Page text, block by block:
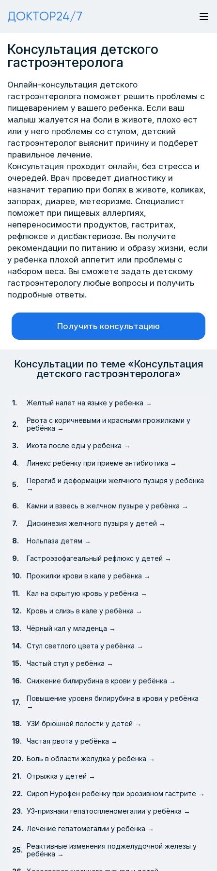
ДОКТОР24/7
Консультация детского
гастроэнтеролога
Онлайн-консультация детского
гастроэнтеролога поможет решить проблемы с
пищеварением у вашего ребенка. Если ваш
малыш жалуется на боли в животе, плохо ест
или у него проблемы со стулом, детский
гастроэнтеролог выяснит причину и подберет
правильное лечение.
Консультация проходит онлайн, без стресса и
очередей. Врач проведет диагностику и
назначит терапию при болях в животе, коликах,
запорах, диарее, метеоризме. Специалист
поможет при пищевых аллергиях,
непереносимости продуктов, гастритах,
рефлюксе и дисбактериозе. Вы получите
рекомендации по питанию и образу жизни, если
у ребенка плохой аппетит или проблемы с
набором веса. Вы сможете задать детскому
гастроэнтерологу любые вопросы и получить
подробные ответы.
Получить консультацию
Консультации по теме «Консультация
детского гастроэнтеролога»
Желтый налет на языке у ребенка →
Рвота с коричневыми и красными прожилками у
ребёнка →
Икота после еды у ребенка →
Линекс ребенку при приеме антибиотика →
Перегиб и деформации желчного пузыря у ребёнка
→
Камни и взвесь в желчном пузыре у ребёнка →
Дискинезия желчного пузыря у детей →
Нольпаза детям →
Гастроэзофагеальный рефлюкс у детей →
Прожилки крови в кале у ребёнка →
Кал на скрытую кровь у ребёнка →
Кровь и слизь в кале у ребёнка →
Чёрный кал у младенца →
Стул светлого цвета у ребёнка →
Частый стул у ребёнка →
Снижение билирубина в крови у ребёнка →
Повышение уровня билирубина в крови у ребёнка
→
УЗИ брюшной полости у детей →
Частая рвота у ребёнка →
Боль в области желудка у ребёнка →
Отрыжка у детей →
Сироп Нурофен ребёнку при эрозивном гастрите →
УЗ-признаки гепатоспленомегалии у ребёнка →
Лечение гепатомегалии у ребёнка →
Реактивные изменения поджелудочной железы у
ребёнка →